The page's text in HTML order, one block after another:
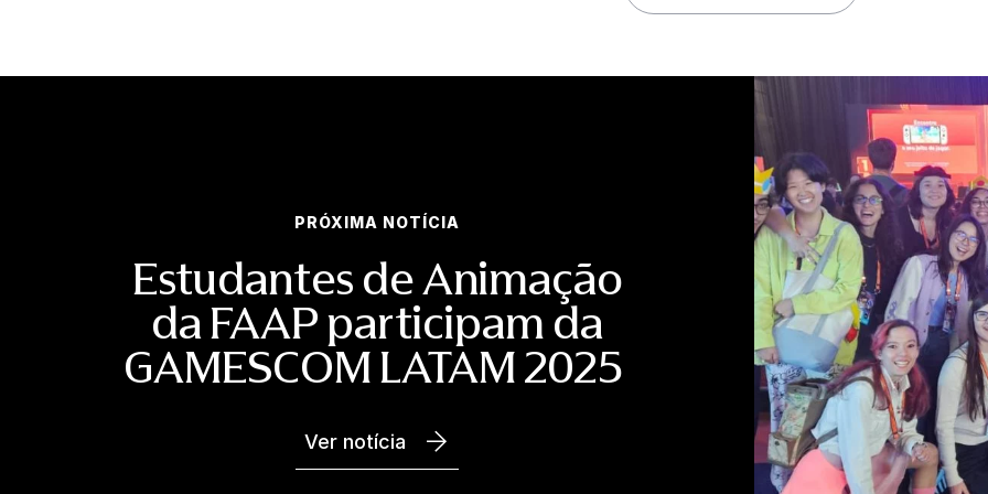
universidades da Ásia, além do parque tecnológico
Desenvolvimento (NDB), conhecido como Banco dos
históricos, culturais e sociais da China, ampliando a
Para Fernanda Magnotta, a experiência representa uma
ambiente internacional cada vez mais complexo.
universidades. Queríamos proporcionar uma experiência
mostrar aos alunos, no próprio local, como funciona um
importantes do mundo. A China precisa ser
vivemos.” Segundo Juliana Baeza, a missão também
internacional de excelência. “Foi muito especial
Além do aprendizado acadêmico, vimos o
em equipe e da sensibilidade intercultural. São
cada vez mais global.” A missão integra a estratégia de
Business and International Affairs (BIA) de aproximar
das relações internacionais por meio de experiências
Grinberg, responsável pela coordenação das Missões
diferencial na formação dos estudantes. “As missões
aquilo que aprendem em sala de aula. O contato direto
fortalece competências e transforma a forma como eles
missão, os participantes destacaram o impacto da
contato direto com organizações estratégicas, a
compreender, de forma concreta, as transformações
PRÓXIMA NOTÍCIA
Estudantes de Animação
da FAAP participam da
GAMESCOM LATAM 2025
Ver notícia